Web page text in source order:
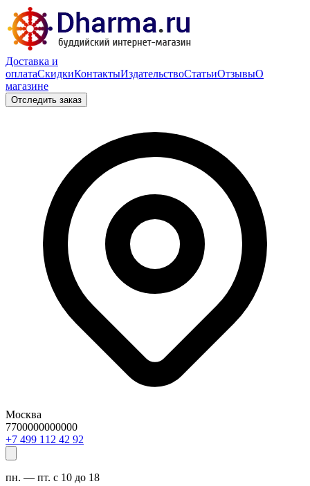
Доставка и
оплатаСкидкиКонтактыИздательствоСтатьиОтзывыО
магазине
Отследить заказ
Москва
7700000000000
29 24 211 994 7+
пн. — пт. с 10 до 18